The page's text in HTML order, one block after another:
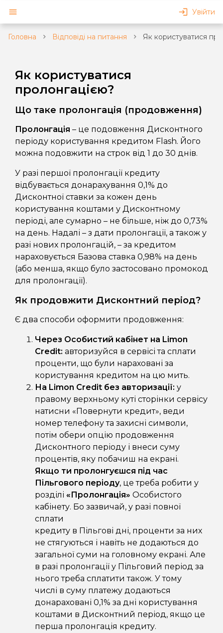
Увійти
Головна Відповіді на питання Як користуватися
Як користуватися
пролонгацією?
Що таке пролонгація (продовження)
Пролонгація – це подовження Дисконтного
періоду користування кредитом Flash. Його
можна подовжити на строк від 1 до 30 днів.
У разі першої пролонгації кредиту
відбувається донарахування 0,1% до
Дисконтної ставки за кожен день
користування коштами у Дисконтному
періоді, але сумарно – не більше, ніж до 0,73%
на день. Надалі – з дати пролонгації, а також у
разі нових пролонгацій, – за кредитом
нараховується Базова ставка 0,98% на день
(або менша, якщо було застосовано промокод
для пролонгації).
Як продовжити Дисконтний період?
Є два способи оформити продовження:
Через Особистий кабінет на Limon
Credit: авторизуйся в сервісі та сплати
проценти, що були нараховані за
користування кредитом на цю мить.
На Limon Credit без авторизації: у
правому верхньому куті сторінки сервісу
натисни «Повернути кредит», веди
номер телефону та захисні символи,
потім обери опцію продовження
Дисконтного періоду і внеси суму
процентів, яку побачиш на екрані.
Якщо ти пролонгуєшся під час
Пільгового періоду, це треба робити у
розділі «Пролонгація» Особистого
кабінету. Бо зазвичай, у разі повної
сплати
кредиту в Пільгові дні, проценти за них
не стягуються і навіть не додаються до
загальної суми на головному екрані. Але
в разі пролонгації у Пільговий період за
нього треба сплатити також. У тому
числі в суму платежу додаються
донараховані 0,1% за дні користування
коштами в Дисконтний період, якщо це
перша пролонгація кредиту.